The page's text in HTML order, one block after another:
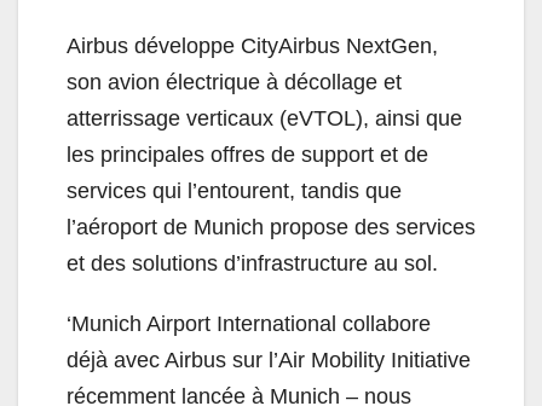
Airbus développe CityAirbus NextGen,
son avion électrique à décollage et
atterrissage verticaux (eVTOL), ainsi que
les principales offres de support et de
services qui l’entourent, tandis que
l’aéroport de Munich propose des services
et des solutions d’infrastructure au sol.
‘Munich Airport International collabore
déjà avec Airbus sur l’Air Mobility Initiative
récemment lancée à Munich – nous